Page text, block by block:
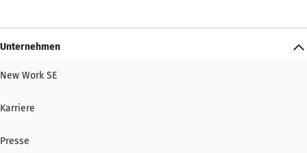
Unternehmen
New Work SE
Karriere
Presse